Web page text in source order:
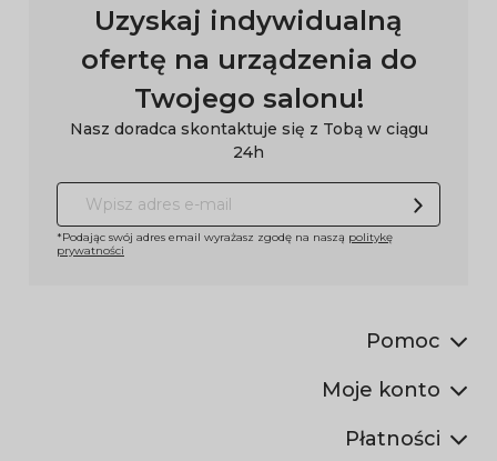
Uzyskaj indywidualną
ofertę na urządzenia do
Twojego salonu!
Nasz doradca skontaktuje się z Tobą w ciągu
24h
*Podając swój adres email wyrażasz zgodę na naszą politykę
prywatności
Pomoc
Moje konto
Płatności